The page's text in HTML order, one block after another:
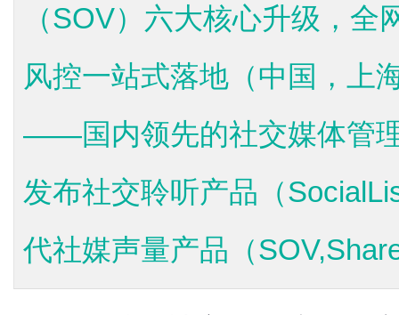
（SOV）六大核心升级，
风控一站式落地（中国，
——国内领先的社交媒体管
发布社交聆听产品（
代社媒声量产品（